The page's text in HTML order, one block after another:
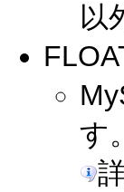
以
す。